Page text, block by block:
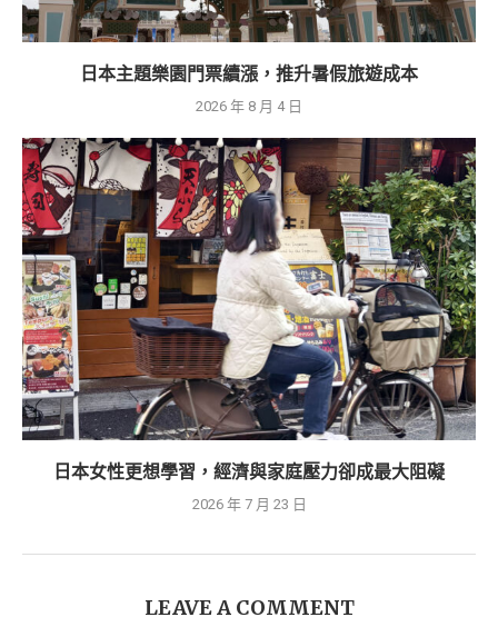
日本主題樂園門票續漲，推升暑假旅遊成本
2026 年 8 月 4 日
日本女性更想學習，經濟與家庭壓力卻成最大阻礙
2026 年 7 月 23 日
LEAVE A COMMENT